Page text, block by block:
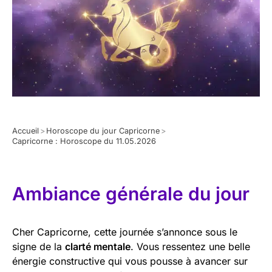
Accueil > Horoscope du jour Capricorne >
Capricorne : Horoscope du 11.05.2026
Ambiance générale du jour
Cher Capricorne, cette journée s’annonce sous le
signe de la clarté mentale. Vous ressentez une belle
énergie constructive qui vous pousse à avancer sur